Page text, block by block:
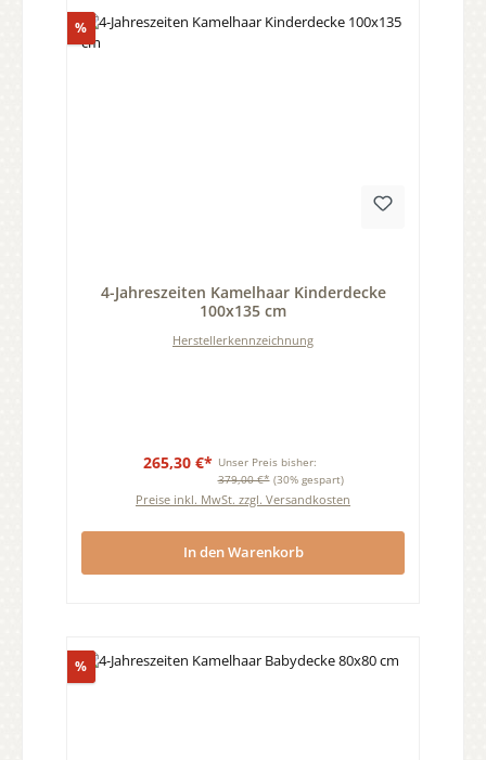
%Rabatt
4-Jahreszeiten Kamelhaar Kinderdecke
100x135 cm
Herstellerkennzeichnung
265,30 €* Unser Preis bisher:
379,00 €* (30% gespart)
Preise inkl. MwSt. zzgl. Versandkosten
In den Warenkorb
%Rabatt